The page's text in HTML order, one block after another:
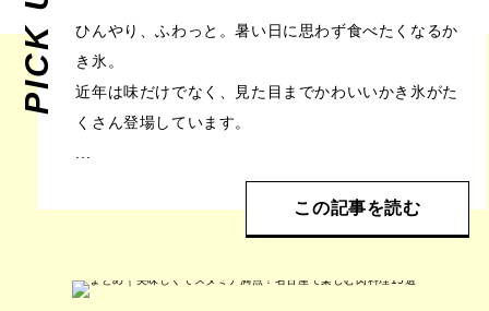
ひんやり、ふわっと。暑い日に思わず食べたくなるか
き氷。
近年は味だけでなく、見た目までかわいいかき氷がた
くさん登場しています。
この記事を読む